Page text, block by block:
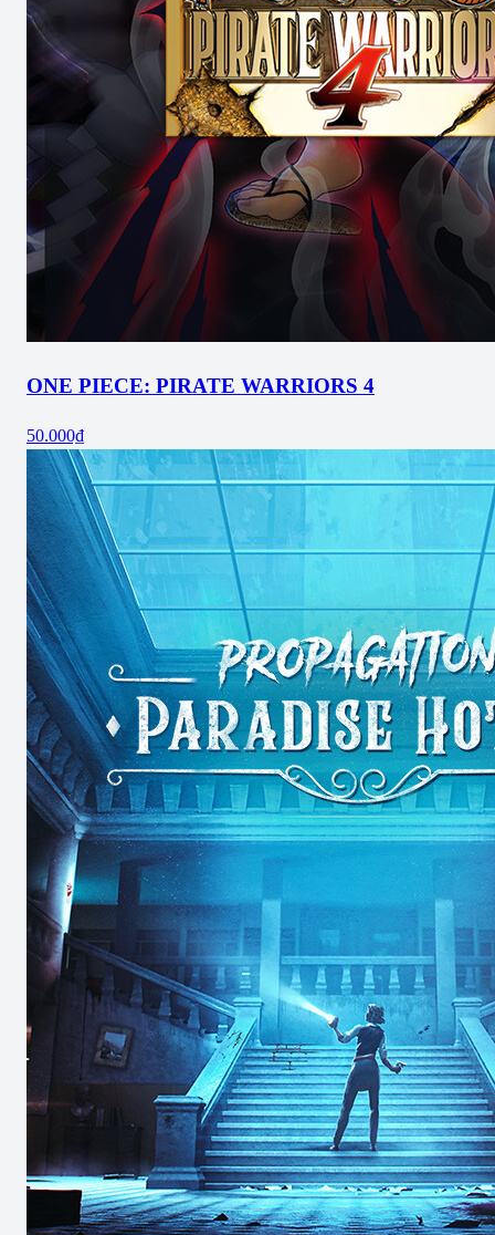
ONE PIECE: PIRATE WARRIORS 4
50.000₫